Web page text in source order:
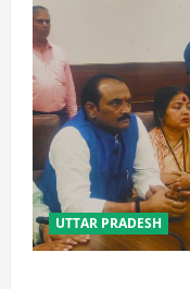
UTTAR PRADESH